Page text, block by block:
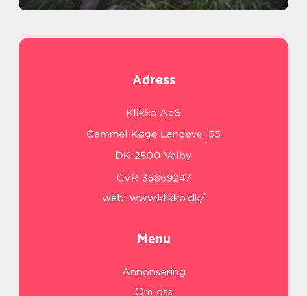
Adress
web: www.klikko.dk/
Menu
Annonsering
Om oss